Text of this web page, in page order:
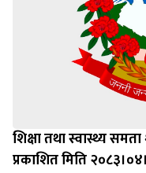
शिक्षा तथा स्वास्थ्य
प्रकाशित मिति